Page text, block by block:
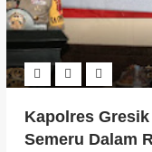
Kapolres
Semeru Dalam